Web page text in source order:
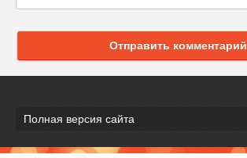
Отправить комментарий
Полная версия сайта